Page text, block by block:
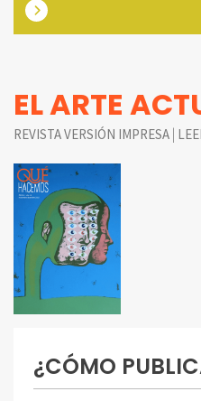
EL ARTE
REVISTA VERSIÓN IMPRESA |
¿CÓMO